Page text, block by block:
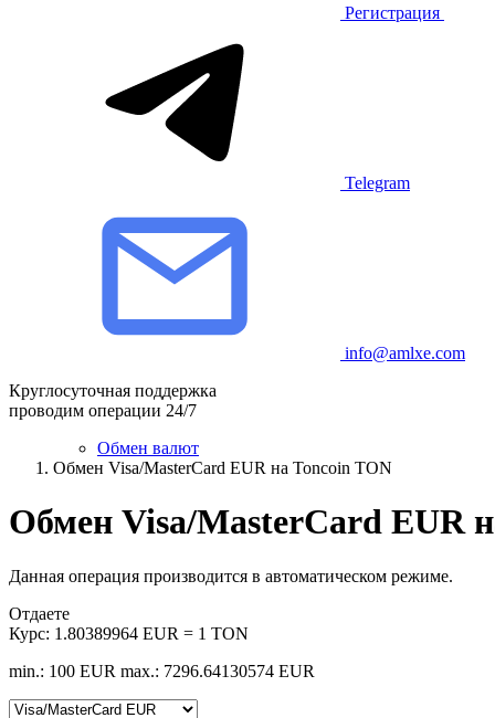
Регистрация
Telegram
info@amlxe.com
Круглосуточная поддержка
проводим операции 24/7
Обмен валют
Обмен Visa/MasterCard EUR на Toncoin TON
Обмен Visa/MasterCard EUR
Данная операция производится в автоматическом режиме.
Отдаете
Курс: 1.80389964 EUR = 1 TON
min.: 100 EUR max.: 7296.64130574 EUR